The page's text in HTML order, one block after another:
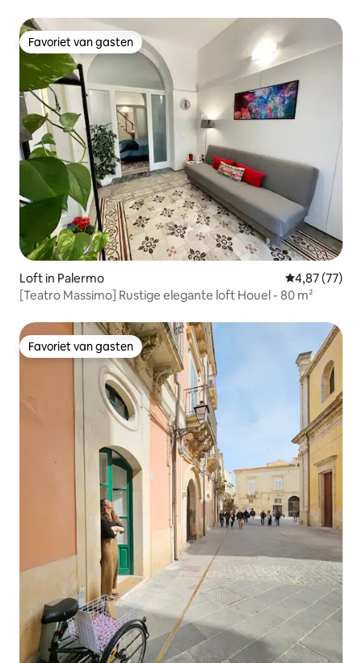
Favoriet van gasten
Favoriet van gasten
Loft in Palermo Gemiddelde
4,87 (77)
[Teatro Massimo] Rustige elegante loft Houel - 80 m²
Favoriet van gasten
Favoriet van gasten